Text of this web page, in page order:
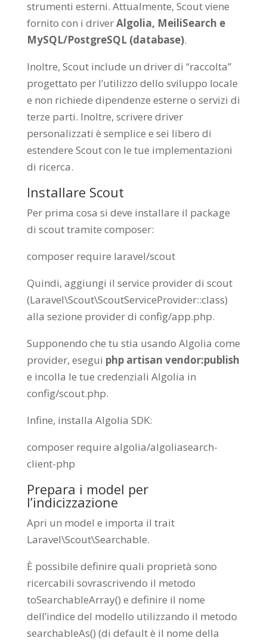
strumenti esterni. Attualmente, Scout viene
fornito con i driverAlgolia, MeiliSearch e
MySQL/PostgreSQL (database).
Inoltre, Scout include un driver di “raccolta”
progettato per l’utilizzo dello sviluppo locale
e non richiede dipendenze esterne o servizi di
terze parti. Inoltre, scrivere driver
personalizzati è semplice e sei libero di
estendere Scout con le tue implementazioni
di ricerca.
Installare Scout
Per prima cosa si deve installare il package
di scout tramite composer:
composer require laravel/scout
Quindi, aggiungi il service provider di scout
(Laravel\Scout\ScoutServiceProvider::class)
alla sezione provider di config/app.php.
Supponendo che tu stia usando Algolia come
provider, esegui php artisan vendor:publish
e incolla le tue credenziali Algolia in
config/scout.php.
Infine, installa Algolia SDK:
composer require algolia/algoliasearch-
client-php
Prepara i model per
l’indicizzazione
Apri un model e importa il trait
Laravel\Scout\Searchable.
È possibile definire quali proprietà sono
ricercabili sovrascrivendo il metodo
toSearchableArray() e definire il nome
dell’indice del modello utilizzando il metodo
searchableAs() (di default è il nome della